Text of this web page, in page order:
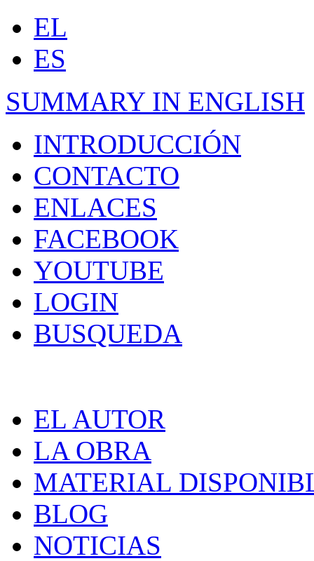
EL
ES
SUMMARY IN ENGLISH
INTRODUCCIÓN
CONTACTO
ENLACES
FACEBOOK
YOUTUBE
LOGIN
BUSQUEDA
EL AUTOR
LA OBRA
MATERIAL
BLOG
NOTICIAS